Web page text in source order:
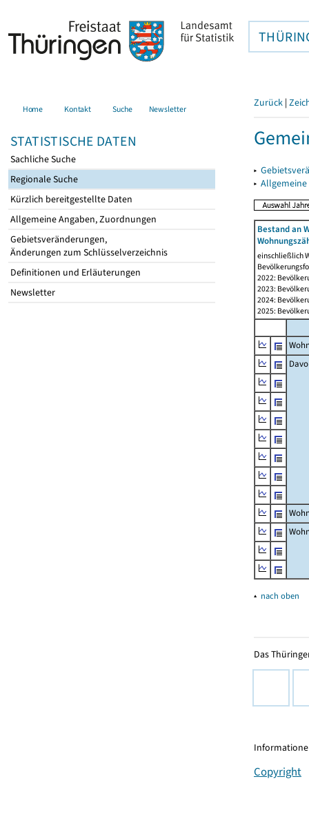
Home Kontakt Suche Newsletter
STATISTISCHE DATEN
Sachliche Suche
Regionale Suche
Kürzlich bereitgestellte Daten
Allgemeine Angaben, Zuordnungen
Gebietsveränderungen,
Änderungen zum Schlüsselverzeichnis
Definitionen und Erläuterungen
Newsletter
Zurück |
▸
▸
Bestand an
einschließlich
2022:
2023:
2024:
2025:
▴ nach oben
Das
Copyright